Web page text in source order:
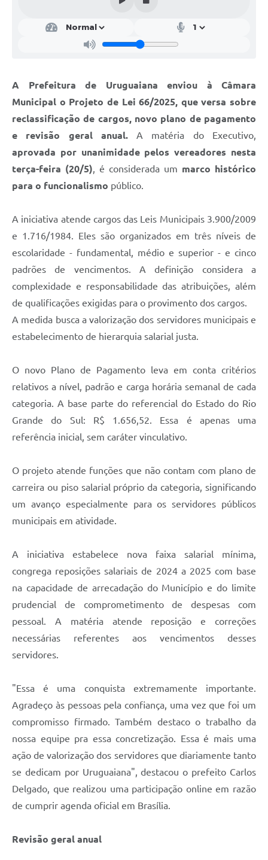
Contas Públicas
Links
Telefones Úteis
Termos de Uso & Política de Privacidade
A Prefeitura de Uruguaiana enviou à Câmara
Municipal o Projeto de Lei 66/2025, que versa sobre
reclassificação de cargos, novo plano de pagamento
e revisão geral anual. A matéria do Executivo,
aprovada por unanimidade pelos vereadores nesta
terça-feira (20/5) , é considerada um marco histórico
para o funcionalismo público.
A iniciativa atende cargos das Leis Municipais 3.900/2009
e 1.716/1984. Eles são organizados em três níveis de
escolaridade - fundamental, médio e superior - e cinco
padrões de vencimentos. A definição considera a
complexidade e responsabilidade das atribuições, além
de qualificações exigidas para o provimento dos cargos.
A medida busca a valorização dos servidores municipais e
estabelecimento de hierarquia salarial justa.
O novo Plano de Pagamento leva em conta critérios
relativos a nível, padrão e carga horária semanal de cada
categoria. A base parte do referencial do Estado do Rio
Grande do Sul: R$ 1.656,52. Essa é apenas uma
referência inicial, sem caráter vinculativo.
O projeto atende funções que não contam com plano de
carreira ou piso salarial próprio da categoria, significando
um avanço especialmente para os servidores públicos
municipais em atividade.
A iniciativa estabelece nova faixa salarial mínima,
congrega reposições salariais de 2024 a 2025 com base
na capacidade de arrecadação do Município e do limite
prudencial de comprometimento de despesas com
pessoal. A matéria atende reposição e correções
necessárias referentes aos vencimentos desses
servidores.
"Essa é uma conquista extremamente importante.
Agradeço às pessoas pela confiança, uma vez que foi um
compromisso firmado. Também destaco o trabalho da
nossa equipe pra essa concretização. Essa é mais uma
ação de valorização dos servidores que diariamente tanto
se dedicam por Uruguaiana", destacou o prefeito Carlos
Delgado, que realizou uma participação online em razão
de cumprir agenda oficial em Brasília.
Revisão geral anual